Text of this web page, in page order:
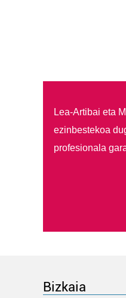
Lea-Artibai eta
ezinbestekoa
profesionala
Bizkaia